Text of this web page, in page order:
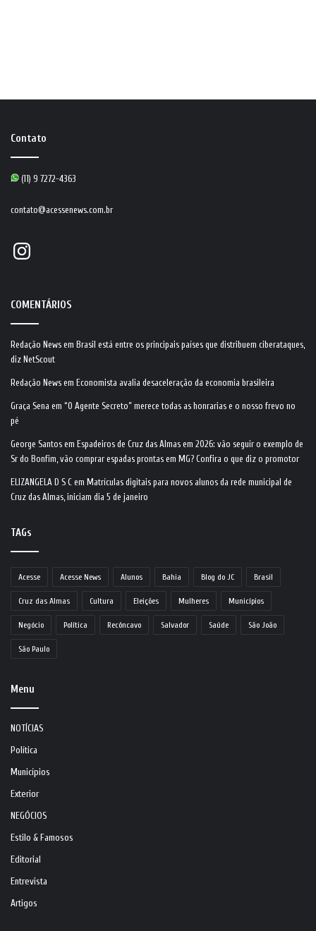
Contato
(11) 9 7272-4363
contato@acessenews.com.br
Instagram
COMENTÁRIOS
Redação News em Brasil está entre os principais países que distribuem ciberataques,
diz NetScout
Redação News em Economista avalia desaceleração da economia brasileira
Graça Sena em “O Agente Secreto” merece todas as honrarias e o nosso frevo no
pé
George Santos em Espadeiros de Cruz das Almas em 2026: vão seguir o exemplo de
Sr do Bonfim, vão comprar espadas prontas em MG? Confira o que diz o promotor
ELIZANGELA D S C em Matrículas digitais para novos alunos da rede municipal de
Cruz das Almas, iniciam dia 5 de janeiro
TAGs
Acesse Acesse News Alunos Bahia Blog do JC Brasil
Cruz das Almas Cultura Eleições Mulheres Municípios
Negócio Política Recôncavo Salvador Saúde São João
São Paulo
Menu
NOTÍCIAS
Política
Municípios
Exterior
NEGÓCIOS
Estilo & Famosos
Editorial
Entrevista
Artigos